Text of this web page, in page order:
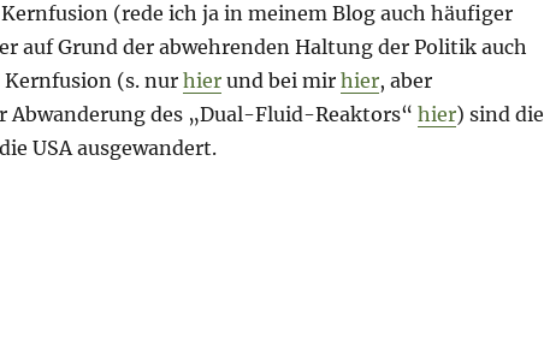
(rede ich ja in meinem Blog auch häufiger
auf Grund der abwehrenden Haltung der Politik auch
(s. nur hierund bei mir hier, aber
Abwanderung des „Dual-Fluid-Reaktors“ hier) sind die
USA ausgewandert.